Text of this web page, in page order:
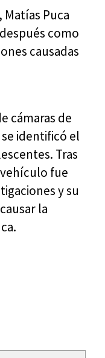
Matías Puca
como
causadas
cámaras de
identificó el
Tras
fue
y su
la